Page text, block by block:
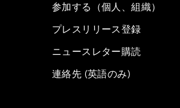
参加する（個人、組織）
プレスリリース登録
ニュースレター購読
連絡先 (英語のみ)